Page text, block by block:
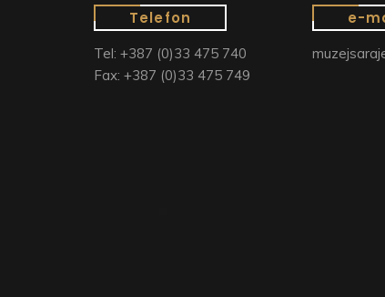
Telefon
Tel: +387 (0)33 475 740
Fax: +387 (0)33 475 749
e-